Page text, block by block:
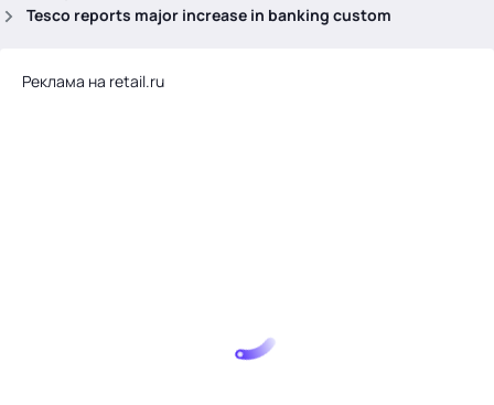
Tesco reports major increase in banking custom
Реклама на retail.ru